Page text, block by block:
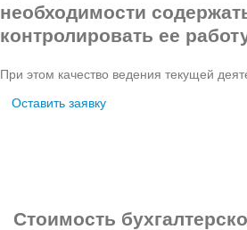
необходимости
контролировать ее
При этом качество ведения текущей
Оставить заявку
Стоимость